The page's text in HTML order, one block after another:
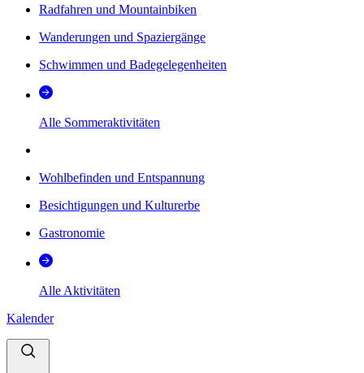
Radfahren und Mountainbiken
Wanderungen und Spaziergänge
Schwimmen und Badegelegenheiten
Alle Sommeraktivitäten
Wohlbefinden und Entspannung
Besichtigungen und Kulturerbe
Gastronomie
Alle Aktivitäten
Kalender